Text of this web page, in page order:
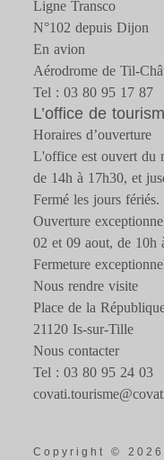
Ligne Transco
N°102 depuis Dijon
En avion
Aérodrome de Til-
Tel : 03 80 95 17 87
L’office de
Horaires d’ouverture
L'office est ouvert du
de 14h à 17h30, et
Fermé les jours fériés.
Ouverture
02 et 09 aout, de 10h
Fermeture
Nous rendre visite
Place de la
21120 Is-sur-Tille
Nous contacter
Tel : 03 80 95 24 03
Copyright ©